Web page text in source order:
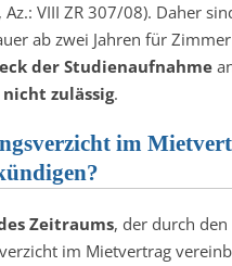
VIII ZR 307/08). Daher
ab zwei Jahren für
der Studienaufnahme
nicht zulässig.
im
Zeitraums, der durch den
im Mietvertrag